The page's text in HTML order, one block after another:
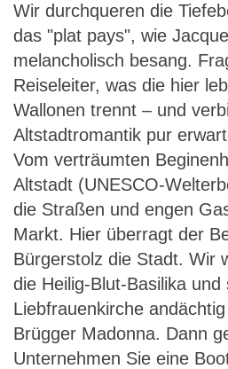
Wir durchqueren die
das "plat pays", wie
melancholisch besang.
Reiseleiter, was die hier
Wallonen trennt – und
Altstadtromantik pur
Vom verträumten
Altstadt (UNESCO-
die Straßen und engen
Markt. Hier überragt der
Bürgerstolz die Stadt. Wir
die Heilig-Blut-Basilika
Liebfrauenkirche
Brügger Madonna. Dann
Unternehmen Sie eine